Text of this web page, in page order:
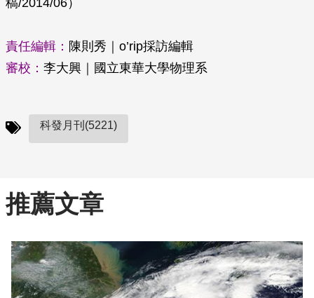
稿/2014/06）
責任編輯： 陳則秀｜o’rip採訪編輯
審校： 李大興｜國立東華大學物理系
科發月刊(5221)
推薦文章